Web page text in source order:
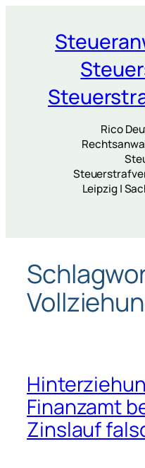
springen
Rico
Leipzig |
Finanzamt
Zinslauf